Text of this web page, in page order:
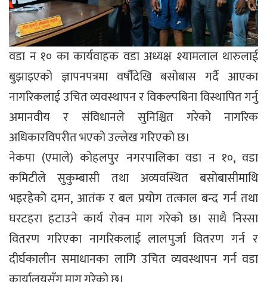
वडा न १० का कार्यवाहक वडा अध्यक्ष श्यामलाल थारुलाई
बुझाइएको ज्ञापनपत्रमा वर्षौंदेखि बसोबास गर्दै आएका
नागरिकलाई उचित व्यवस्थापन र विकल्पबिना विस्थापित गर्नु
अमानवीय र संविधानले सुनिश्चित गरेको नागरिक
अधिकारविपरीत भएको उल्लेख गरिएको छ।
नेकपा (एमाले) काेहलपुर नगरपालिका वडा न १०, वडा
कमिटीले सुकुम्बासी तथा अव्यवस्थित बसोबासीमाथि
भइरहेको दमन, आतंक र बल प्रयोग तत्काल बन्द गर्न तथा
घरटहरा हटाउने कार्य रोक्न माग गरेको छ। साथै निस्सा
वितरण गरिएका नागरिकलाई लालपुर्जा वितरण गर्न र
दीर्घकालीन समाधानका लागि उचित व्यवस्थापन गर्न वडा